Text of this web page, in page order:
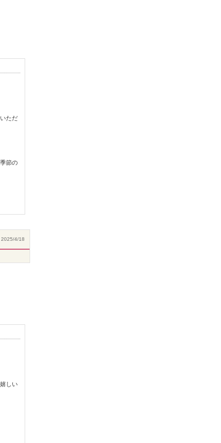
ただ
節の
2025/4/18
しい